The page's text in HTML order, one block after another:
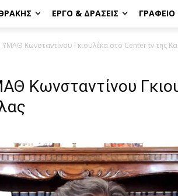
ΈΡΓΟ & ΔΡΆΣΕΙΣ
ΥΜΑΘ Κωνσταντίνου Γκιουλέκα στο Center tv της
Κωνσταντίνου